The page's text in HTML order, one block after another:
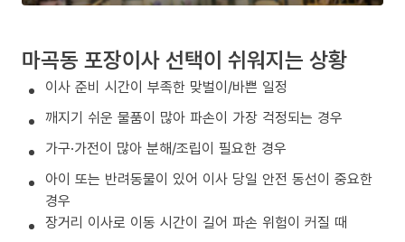
마곡동 포장이사 선택이 쉬워지는 상황
이사 준비 시간이 부족한 맞벌이/바쁜 일정
깨지기 쉬운 물품이 많아 파손이 가장 걱정되는 경우
가구·가전이 많아 분해/조립이 필요한 경우
아이 또는 반려동물이 있어 이사 당일 안전 동선이 중요한
경우
장거리 이사로 이동 시간이 길어 파손 위험이 커질 때